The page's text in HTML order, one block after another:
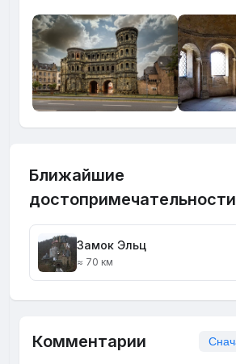
Ближайшие
достопримечательности
Замок Эльц
≈ 70 км
Комментарии